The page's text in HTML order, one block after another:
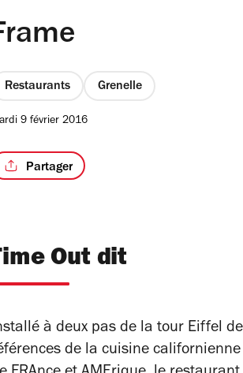
Restaurants Grenelle
9 février 2016
Partager
Out dit
à deux pas de la tour Eiffel
de la cuisine